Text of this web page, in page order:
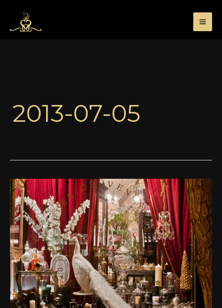
treści
2013-07-05
Dlaczego
rabarbar
śpiewa?
–
Aedes
de
Venustas
Signature